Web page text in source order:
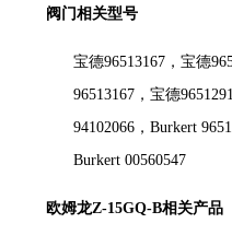
阀门相关型号
宝德96513167，宝德
96513167，宝德
94102066，Burkert
Burkert 00560547
欧姆龙Z-15GQ-B相关产品